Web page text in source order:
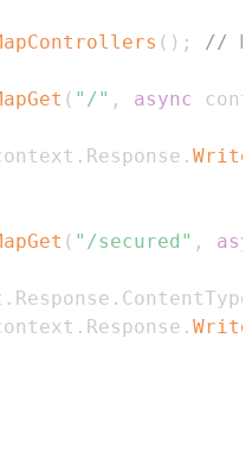
( ) ; //
( "/" , async
. Response .
( "/secured" ,
. Response .
. Response .